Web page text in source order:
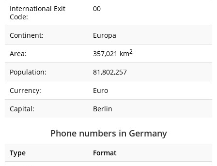
International Exit
Code:
00
Continent:
Europa
Area:
357,021 km2
Population:
81,802,257
Currency:
Euro
Capital:
Berlin
Phone numbers in Germany
Type
Format